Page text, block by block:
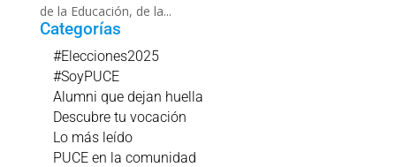
de la Educación, de la...
Categorías
#Elecciones2025
#SoyPUCE
Alumni que dejan huella
Descubre tu vocación
Lo más leído
PUCE en la comunidad